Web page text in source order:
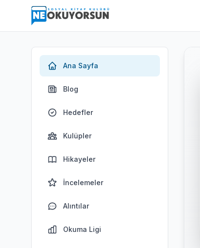
Ana Sayfa
Blog
Hedefler
Kulüpler
Hikayeler
İncelemeler
Alıntılar
Okuma Ligi